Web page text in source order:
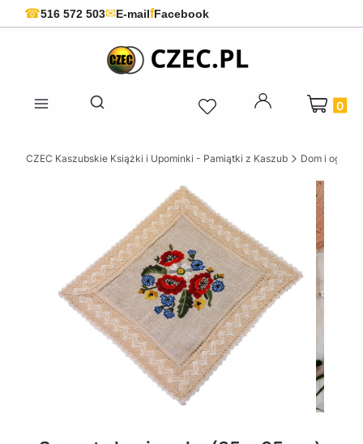
☎516 572 503✉E-mailfFacebook
Otwórz wyszukiwarkę
Produkty
CZEC Kaszubskie Książki i Upominki - Pamiątki z Kaszub Dom i ogród